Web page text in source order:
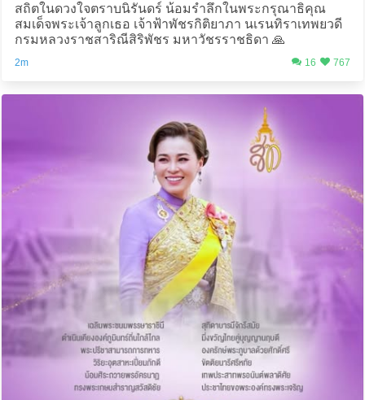
สถิตในดวงใจตราบนิรันดร์ น้อมรำลึกในพระกรุณาธิคุณ
สมเด็จพระเจ้าลูกเธอ เจ้าฟ้าพัชรกิติยาภา นเรนทิราเทพยวดี
กรมหลวงราชสาริณีสิริพัชร มหาวัชรราชธิดา 🙏
2m 16 767